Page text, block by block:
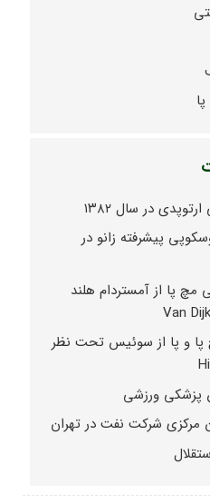
در سال ۱۳۸۲
پیشرفته زانو در
مچ پا از آمستردام هلند
و پا از سوئیس تحت نظر
پزشکی ورزشی
مرکزی شرکت نفت در تهران